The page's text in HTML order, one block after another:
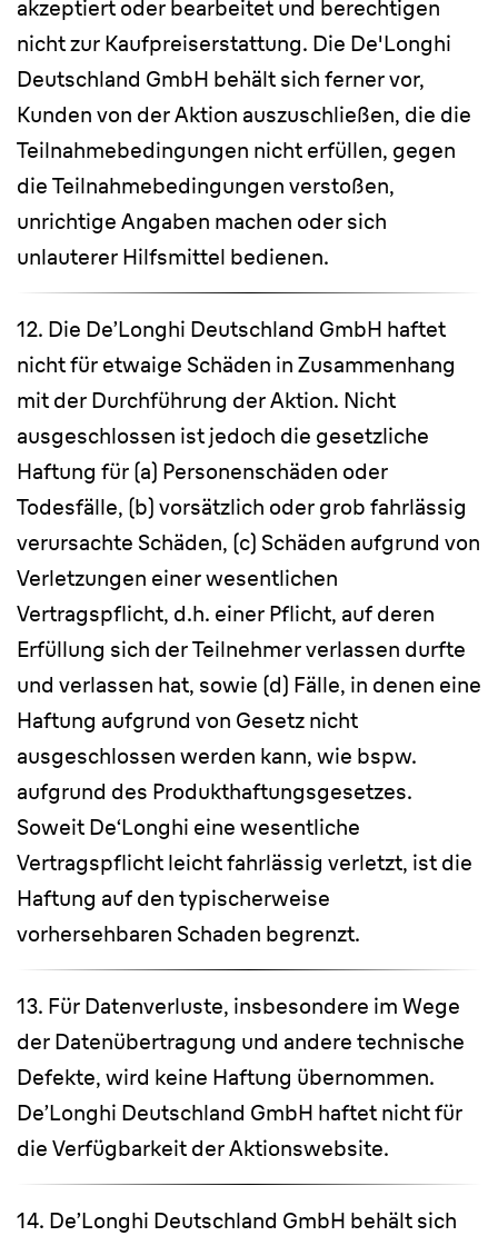
akzeptiert oder bearbeitet und berechtigen
nicht zur Kaufpreiserstattung. Die De'Longhi
Deutschland GmbH behält sich ferner vor,
Kunden von der Aktion auszuschließen, die die
Teilnahmebedingungen nicht erfüllen, gegen
die Teilnahmebedingungen verstoßen,
unrichtige Angaben machen oder sich
unlauterer Hilfsmittel bedienen.
12. Die De’Longhi Deutschland GmbH haftet
nicht für etwaige Schäden in Zusammenhang
mit der Durchführung der Aktion. Nicht
ausgeschlossen ist jedoch die gesetzliche
Haftung für (a) Personenschäden oder
Todesfälle, (b) vorsätzlich oder grob fahrlässig
verursachte Schäden, (c) Schäden aufgrund von
Verletzungen einer wesentlichen
Vertragspflicht, d.h. einer Pflicht, auf deren
Erfüllung sich der Teilnehmer verlassen durfte
und verlassen hat, sowie (d) Fälle, in denen eine
Haftung aufgrund von Gesetz nicht
ausgeschlossen werden kann, wie bspw.
aufgrund des Produkthaftungsgesetzes.
Soweit De‘Longhi eine wesentliche
Vertragspflicht leicht fahrlässig verletzt, ist die
Haftung auf den typischerweise
vorhersehbaren Schaden begrenzt.
13. Für Datenverluste, insbesondere im Wege
der Datenübertragung und andere technische
Defekte, wird keine Haftung übernommen.
De’Longhi Deutschland GmbH haftet nicht für
die Verfügbarkeit der Aktionswebsite.
14. De’Longhi Deutschland GmbH behält sich